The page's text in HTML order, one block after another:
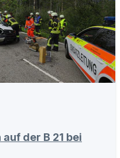
der B 21 bei